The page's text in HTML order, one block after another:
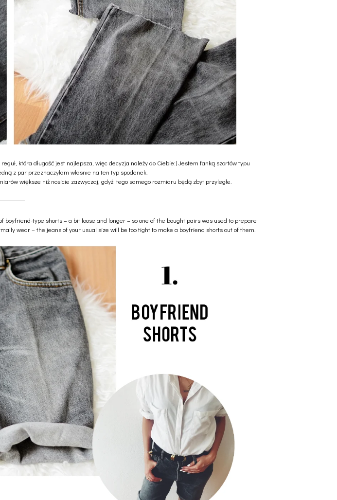
która długość jest najlepsza, więc decyzja należy do Ciebie:) Jestem fanką szortów typu
z par przeznaczyłam własnie na ten typ spodenek.
większe niż nosicie zazwyczaj, gdyż tego samego rozmiaru będą zbyt przyległe.
type shorts – a bit loose and longer – so one of the bought pairs was used to prepare
wear – the jeans of your usual size will be too tight to make a boyfriend shorts out of them.